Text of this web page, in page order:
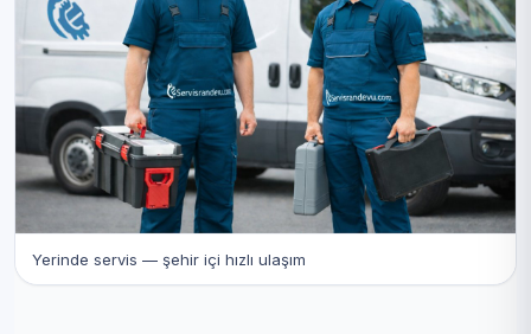
Yerinde servis — şehir içi hızlı ulaşım